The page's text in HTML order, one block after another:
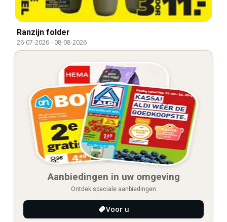
Ranzijn folder
26-07-2026- 08-08-2026
Aanbiedingen in uw omgeving
Ontdek speciale aanbiedingen
Voor u